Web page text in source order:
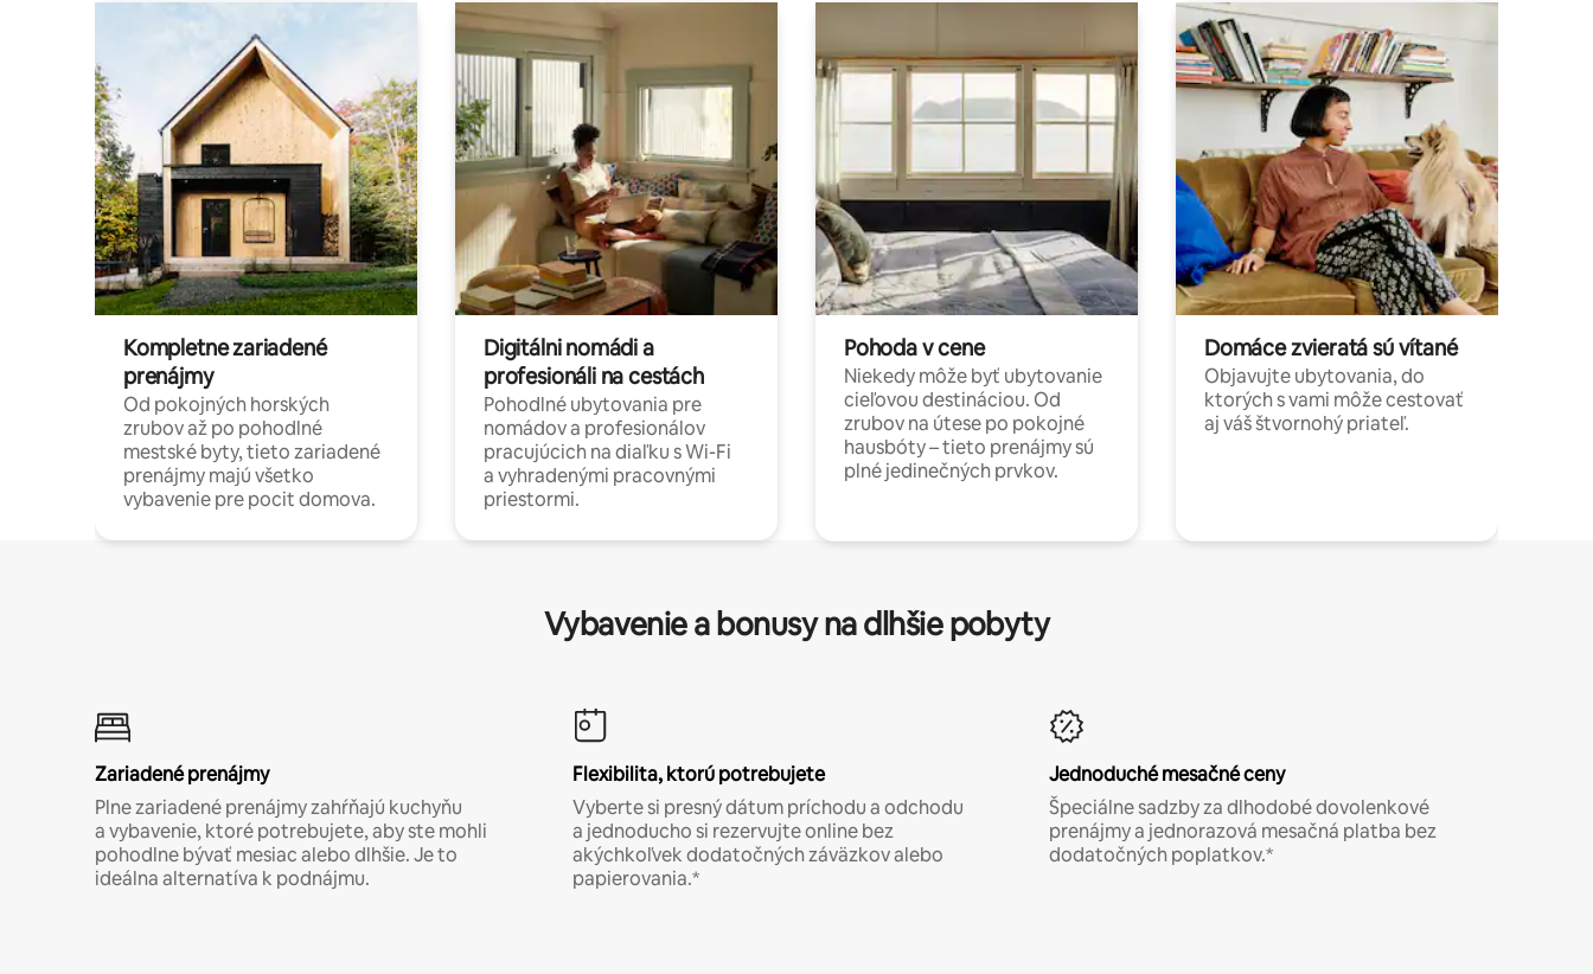
Kompletne zariadené
prenájmy
Od pokojných horských
zrubov až po pohodlné
mestské byty, tieto zariadené
prenájmy majú všetko
vybavenie pre pocit domova.
Digitálni nomádi a
profesionáli na cestách
Pohodlné ubytovania pre
nomádov a profesionálov
pracujúcich na diaľku s Wi-Fi
a vyhradenými pracovnými
priestormi.
Pohoda v cene
Niekedy môže byť ubytovanie
cieľovou destináciou. Od
zrubov na útese po pokojné
hausbóty – tieto prenájmy sú
plné jedinečných prvkov.
Domáce zvieratá sú vítané
Objavujte ubytovania, do
ktorých s vami môže cestovať
aj váš štvornohý priateľ.
Vybavenie a bonusy na dlhšie pobyty
Zariadené prenájmy
Plne zariadené prenájmy zahŕňajú kuchyňu
a vybavenie, ktoré potrebujete, aby ste mohli
pohodlne bývať mesiac alebo dlhšie. Je to
ideálna alternatíva k podnájmu.
Flexibilita, ktorú potrebujete
Vyberte si presný dátum príchodu a odchodu
a jednoducho si rezervujte online bez
akýchkoľvek dodatočných záväzkov alebo
papierovania.*
Jednoduché mesačné ceny
Špeciálne sadzby za dlhodobé dovolenkové
prenájmy a jednorazová mesačná platba bez
dodatočných poplatkov.*